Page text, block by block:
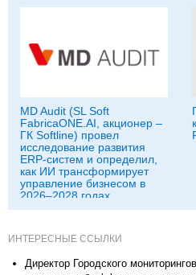
MD Audit (SL Soft
FabricaONE.AI, акционер –
ГК Softline) провел
исследование развития
ERP-систем и определил,
как ИИ трансформирует
управление бизнесом в
2026–2028 годах
ИНТЕРЕСНЫЕ ССЫЛКИ
Директор Городского